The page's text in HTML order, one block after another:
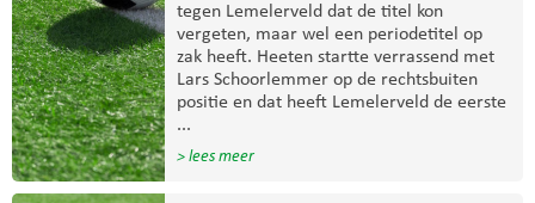
tegen Lemelerveld dat de titel kon
vergeten, maar wel een periodetitel op
zak heeft. Heeten startte verrassend met
Lars Schoorlemmer op de rechtsbuiten
positie en dat heeft Lemelerveld de eerste
...
> lees meer